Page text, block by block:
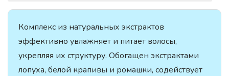
Комплекс из натуральных экстрактов
эффективно увлажняет и питает волосы,
укрепляя их структуру. Обогащен экстрактами
лопуха, белой крапивы и ромашки, содействует